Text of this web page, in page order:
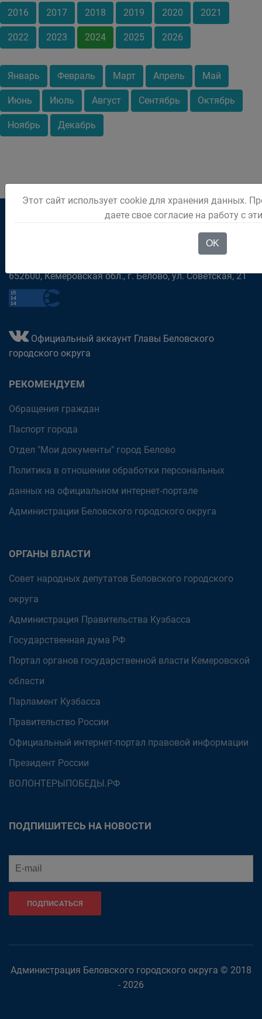
2016 2017 2018 2019 2020 2021
2022 2023 2024 2025 2026
Январь Февраль Март Апрель Май
Июнь Июль Август Сентябрь Октябрь
Ноябрь Декабрь
652600, Кемеровская обл., г. Белово, ул. Советская, 21
Официальный аккаунт Главы Беловского
городского округа
РЕКОМЕНДУЕМ
Обращения граждан
Паспорт города
Отдел "Мои документы" город Белово
Политика в отношении обработки персональных
данных на официальном интернет-портале
Администрации Беловского городского округа
ОРГАНЫ ВЛАСТИ
Совет народных депутатов Беловского городского
округа
Администрация Правительства Кузбасса
Государственная дума РФ
Портал органов государственной власти Кемеровской
области
Парламент Кузбасса
Правительство России
Официальный интернет-портал правовой информации
Президент России
ВОЛОНТЕРЫПОБЕДЫ.РФ
ПОДПИШИТЕСЬ НА НОВОСТИ
ПОДПИСАТЬСЯ
Администрация Беловского городского округа © 2018
- 2026
Этот сайт использует cookie для хранения данных.
даете свое согласие на работу с
OK